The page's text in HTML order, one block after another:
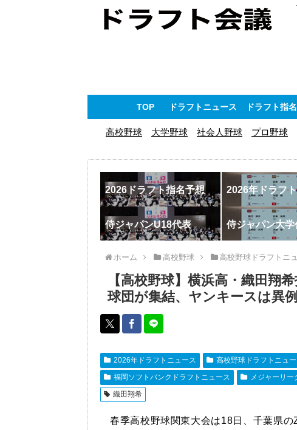
TOP ドラフトニュース ドラフト指
高校野球 大学野球 社会人野球 プロ野球
2026ドラフト指名予想 2026年ドラフ
侍ジャパンU18代表 侍ジャパン大学
ホーム 高校野球 高校野球ドラフトニ
【高校野球】横浜高・織田翔
球団が集結、ヤンキースは異
2026年ドラフトニュース 高校野球ドラフトニュ
福岡ソフトバンクドラフトニュース
メジャーリー
織田翔希
春季高校野球関東大会は18日、千葉県